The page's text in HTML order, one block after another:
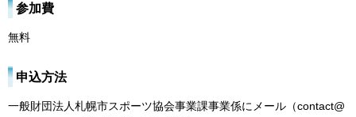
参加費
無料
申込方法
一般財団法人札幌市スポーツ協会事業課事業係にメール（contact@